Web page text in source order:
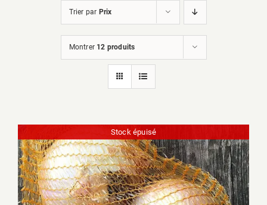
Trier par Prix
Montrer 12 produits
Stock épuisé